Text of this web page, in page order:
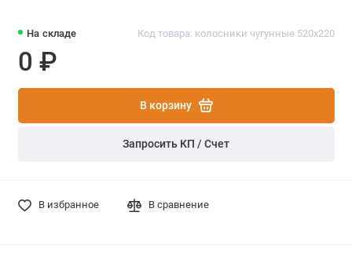
На складе Код товара: колосники чугунные 520х220
0 ₽
В корзину
Запросить КП / Счет
В избранное В сравнение